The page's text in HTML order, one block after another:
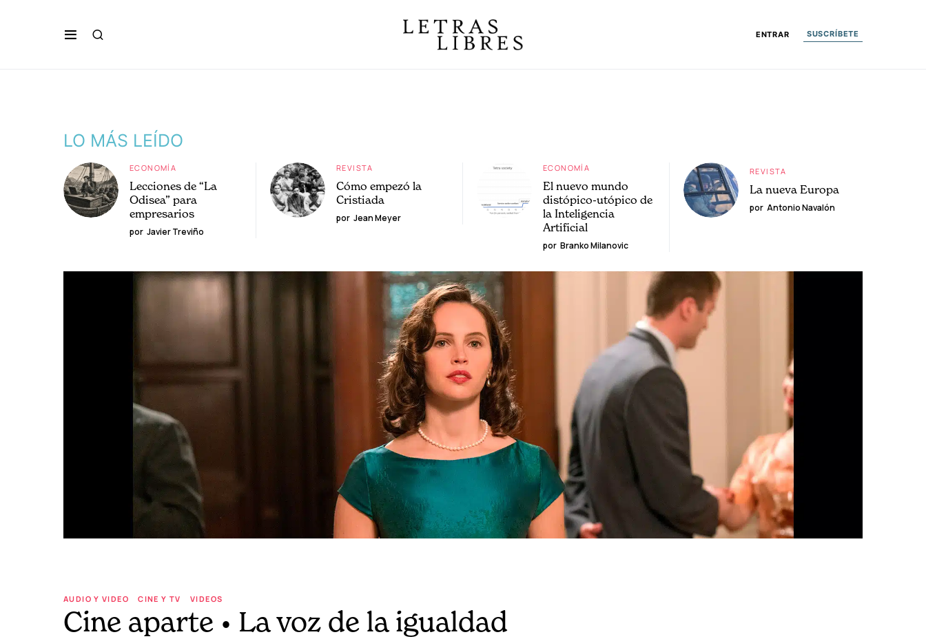
ENTRAR SUSCRÍBETE
LO MÁS LEÍDO
ECONOMÍA
Lecciones de “La
Odisea” para
empresarios
por Javier Treviño
REVISTA
Cómo empezó la
Cristiada
por Jean Meyer
ECONOMÍA
El nuevo mundo
distópico-utópico de
la Inteligencia
Artificial
por Branko Milanovic
REVISTA
La nueva Europa
por Antonio Navalón
AUDIO Y VIDEO CINE Y TV VIDEOS
Cine aparte • La voz de la igualdad